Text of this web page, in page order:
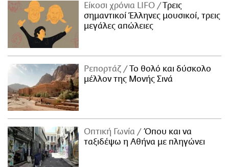
Είκοσι χρόνια LIFO
Tρεις
σημαντικοί Έλληνες μουσικοί, τρεις
μεγάλες απώλειες
Ρεπορτάζ
Το θολό και δύσκολο
μέλλον της Μονής Σινά
Οπτική Γωνία
Όπου και να
ταξιδέψω η Αθήνα με πληγώνει